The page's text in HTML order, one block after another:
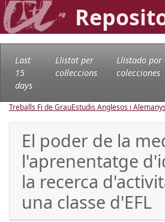
Last
15
days
Llistat per
col·leccions
Llistado por
colecciones
Treballs Fi de GrauEstudis Anglesos i
El poder de la
l'aprenentatge
la recerca
una classe d'EFL